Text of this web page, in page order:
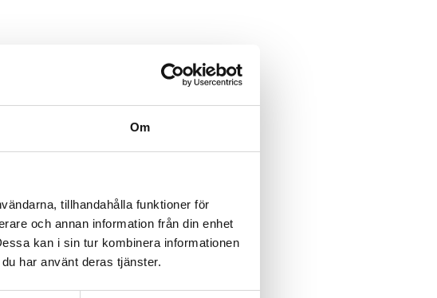
Om
tillhandahålla funktioner för
och annan information från din enhet
kan i sin tur kombinera informationen
har använt deras tjänster.